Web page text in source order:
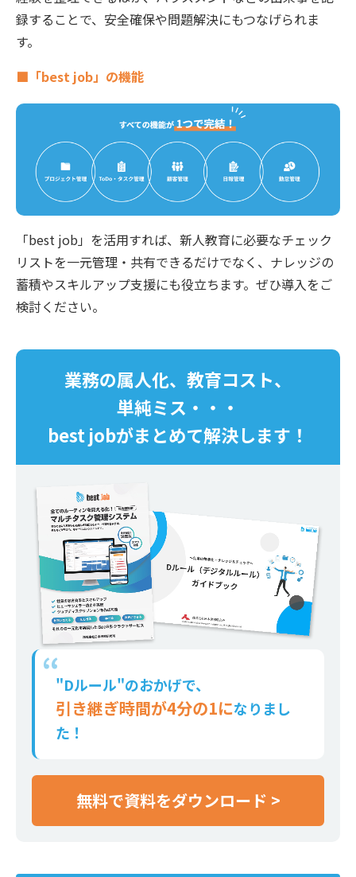
録することで、安全確保や問題解決にもつなげられま
す。
■「best job」の機能
「best job」を活用すれば、新人教育に必要なチェック
リストを一元管理・共有できるだけでなく、ナレッジの
蓄積やスキルアップ支援にも役立ちます。ぜひ導入をご
検討ください。
業務の属人化、教育コスト、
単純ミス・・・
best jobがまとめて解決します！
"Dルール"のおかげで、
引き継ぎ時間が4分の1になりまし
た！
無料で資料をダウンロード >